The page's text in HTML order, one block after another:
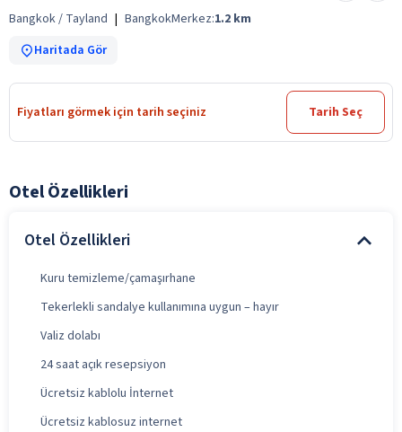
Bangkok / Tayland | BangkokMerkez:1.2 km
Haritada Gör
Fiyatları görmek için tarih seçiniz Tarih Seç
Otel Özellikleri
Otel Özellikleri
Kuru temizleme/çamaşırhane
Tekerlekli sandalye kullanımına uygun – hayır
Valiz dolabı
24 saat açık resepsiyon
Ücretsiz kablolu İnternet
Ücretsiz kablosuz internet